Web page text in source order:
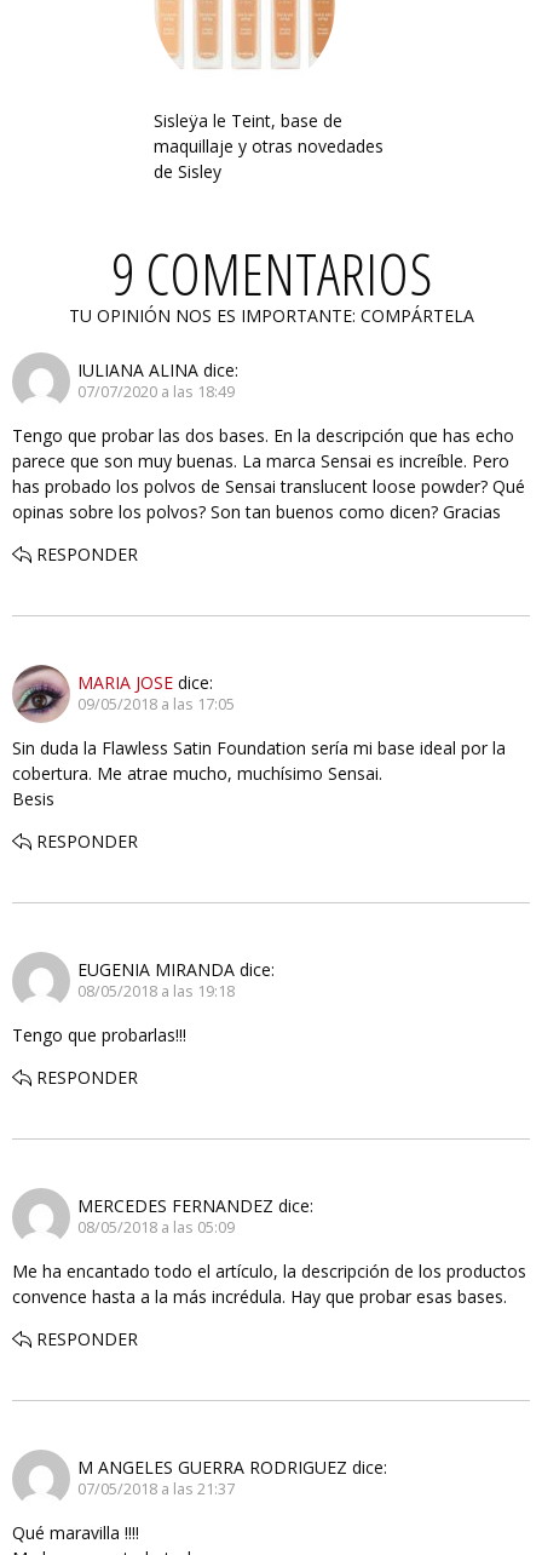
Sisleÿa le Teint, base de
maquillaje y otras novedades
de Sisley
9 COMENTARIOS
TU OPINIÓN NOS ES IMPORTANTE: COMPÁRTELA
IULIANA ALINA dice:
07/07/2020 a las 18:49
Tengo que probar las dos bases. En la descripción que has echo
parece que son muy buenas. La marca Sensai es increíble. Pero
has probado los polvos de Sensai translucent loose powder? Qué
opinas sobre los polvos? Son tan buenos como dicen? Gracias
RESPONDER
MARIA JOSE dice:
09/05/2018 a las 17:05
Sin duda la Flawless Satin Foundation sería mi base ideal por la
cobertura. Me atrae mucho, muchísimo Sensai.
Besis
RESPONDER
EUGENIA MIRANDA dice:
08/05/2018 a las 19:18
Tengo que probarlas!!!
RESPONDER
MERCEDES FERNANDEZ dice:
08/05/2018 a las 05:09
Me ha encantado todo el artículo, la descripción de los productos
convence hasta a la más incrédula. Hay que probar esas bases.
RESPONDER
M ANGELES GUERRA RODRIGUEZ dice:
07/05/2018 a las 21:37
Qué maravilla !!!!